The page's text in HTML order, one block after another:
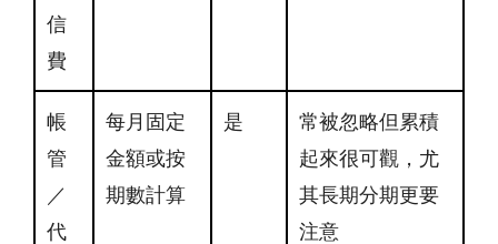
信
費
帳
管
／
代
每月固定
金額或按
期數計算
是
常被忽略但累積
起來很可觀，尤
其長期分期更要
注意